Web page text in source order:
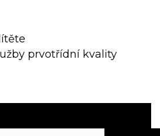
prvotřídní kvality